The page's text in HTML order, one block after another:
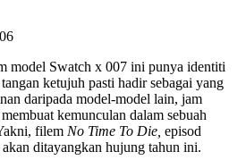
model Swatch x 007 ini punya identiti
ketujuh pasti hadir sebagai yang
daripada model-model lain, jam
kemunculan dalam sebuah
filem No Time To Die, episod
ditayangkan hujung tahun ini.